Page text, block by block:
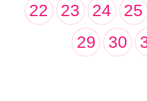
22
23 24 25
29
30